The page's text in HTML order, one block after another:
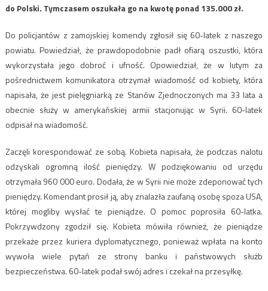
do Polski. Tymczasem oszukała go na kwotę ponad 135.000 zł.
Do policjantów z zamojskiej komendy zgłosił się 60-latek z naszego
powiatu. Powiedział, że prawdopodobnie padł ofiarą oszustki, która
wykorzystała jego dobroć i ufność. Opowiedział, że w lutym za
pośrednictwem komunikatora otrzymał wiadomość od kobiety, która
napisała, że jest pielęgniarką ze Stanów Zjednoczonych ma 33 lata a
obecnie służy w amerykańskiej armii stacjonując w Syrii. 60-latek
odpisał na wiadomość.
Zaczęli korespondować ze sobą. Kobieta napisała, że podczas nalotu
odzyskali ogromną ilość pieniędzy. W podziękowaniu od urzędu
otrzymała 960 000 euro. Dodała, że w Syrii nie może zdeponować tych
pieniędzy. Komendant prosił ją, aby znalazła zaufaną osobę spoza USA,
której mogliby wysłać te pieniądze. O pomoc poprosiła 60-latka.
Pokrzywdzony zgodził się. Kobieta mówiła również, że pieniądze
przekaże przez kuriera dyplomatycznego, ponieważ wpłata na konto
wywoła wiele pytań ze strony banku i państwowych służb
bezpieczeństwa. 60-latek podał swój adres i czekał na przesyłkę.